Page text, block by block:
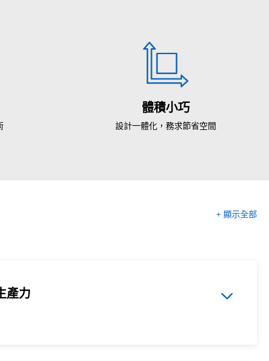
體積小巧
設計一體化，務求節省空間
+ 顯示全部
產力